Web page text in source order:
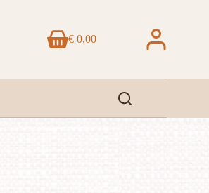
Winkelwagen
€ 0,00